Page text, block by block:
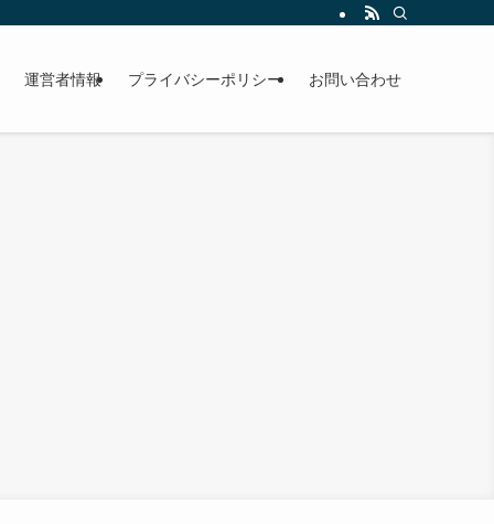
運営者情報 プライバシーポリシー お問い合わせ